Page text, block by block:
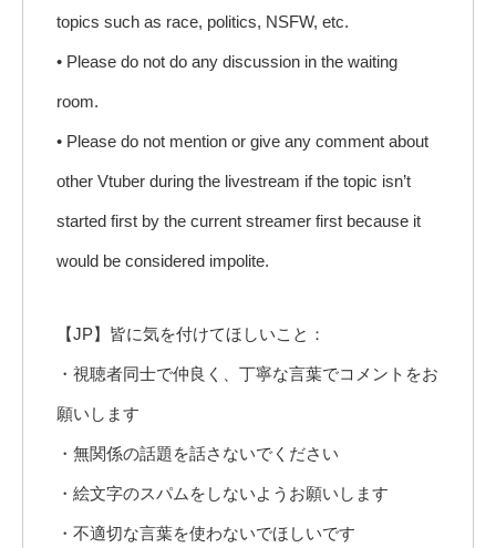
topics such as race, politics, NSFW, etc.
• Please do not do any discussion in the waiting
room.
• Please do not mention or give any comment about
other Vtuber during the livestream if the topic isn’t
started first by the current streamer first because it
would be considered impolite.
【JP】皆に気を付けてほしいこと：
・視聴者同士で仲良く、丁寧な言葉でコメントをお
願いします
・無関係の話題を話さないでください
・絵文字のスパムをしないようお願いします
・不適切な言葉を使わないでほしいです